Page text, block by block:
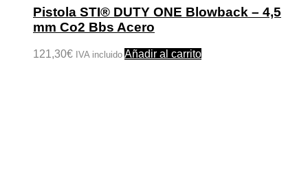
Pistola STI® DUTY ONE Blowback – 4,5
mm Co2 Bbs Acero
121,30€ IVA incluido Añadir al carrito